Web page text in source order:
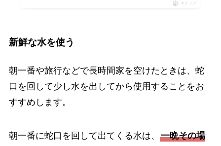
ポチップ
新鮮な水を使う
朝一番や旅行などで長時間家を空けたときは、蛇
口を回して少し水を出してから使用することをお
すすめします。
朝一番に蛇口を回して出てくる水は、 一晩その場